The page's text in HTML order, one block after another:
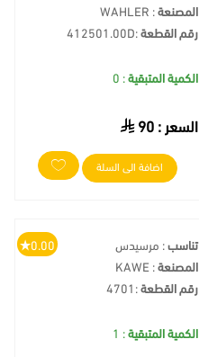
المصنعة: WAHLER
رقم القطعة:
412501.00D
الكمية المتبقية: 0
السعر : 90
اضافة الى السلة
0.00 تناسب: مرسيدس
المصنعة: KAWE
رقم القطعة:
4701
الكمية المتبقية: 1